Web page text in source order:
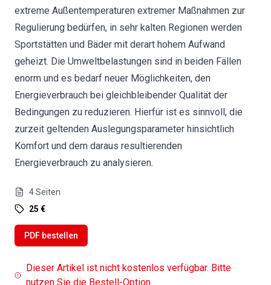
extreme Außentemperaturen extremer Maßnahmen zur
Regulierung bedürfen, in sehr kalten Regionen werden
Sportstätten und Bäder mit derart hohem Aufwand
geheizt. Die Umweltbelastungen sind in beiden Fällen
enorm und es bedarf neuer Möglichkeiten, den
Energieverbrauch bei gleichbleibender Qualität der
Bedingungen zu reduzieren. Hierfür ist es sinnvoll, die
zurzeit geltenden Auslegungsparameter hinsichtlich
Komfort und dem daraus resultierenden
Energieverbrauch zu analysieren.
4Seiten
25 €
PDF bestellen
Dieser Artikel ist nicht kostenlos verfügbar. Bitte
nutzen Sie die Bestell-Option.